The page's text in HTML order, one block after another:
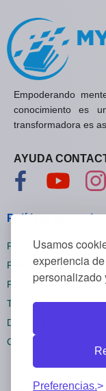
Usamos
experiencia
personalizado
Preferencias.
Empoderando
conocimiento es
transformadora es
AYUDA
Visítanos en
Políticas generales
Políticas de privacidad
Políticas de cookies
Políticas de
Términos y
Darse de baja
Configuración cookies